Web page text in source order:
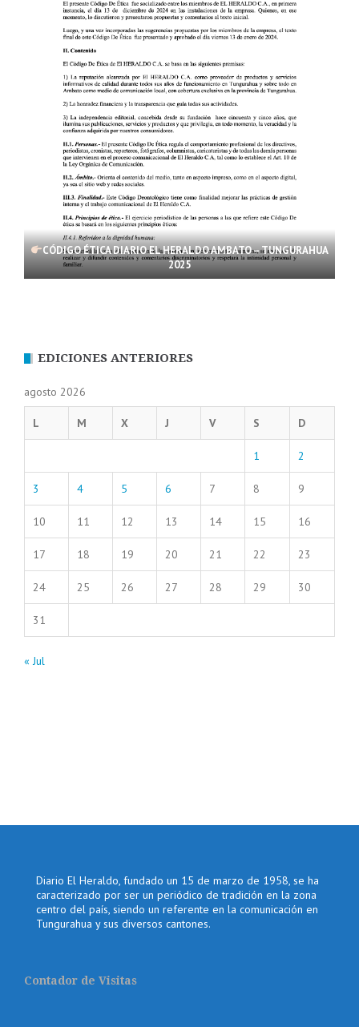
CÓDIGO ÉTICA DIARIO EL HERALDO AMBATO – TUNGURAHUA
2025
EDICIONES ANTERIORES
agosto 2026
L M X J V S D
1 2
3 4 5 6 7 8 9
10 11 12 13 14 15 16
17 18 19 20 21 22 23
24 25 26 27 28 29 30
31
« Jul
Diario El Heraldo, fundado un 15 de marzo de 1958, se ha
caracterizado por ser un periódico de tradición en la zona
centro del país, siendo un referente en la comunicación en
Tungurahua y sus diversos cantones.
Contador de Visitas